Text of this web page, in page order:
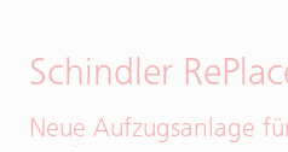
Schindler
Neue Aufzugsanlage